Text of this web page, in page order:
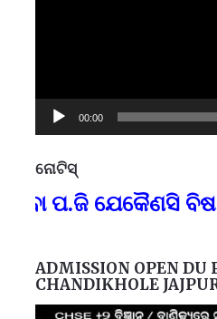
00:00
ନୋଟିସ୍
ପ.ଜି ଯେକୈଣସି ବିଷୟରେ
ADMISSION OPEN DU
CHANDIKHOLE